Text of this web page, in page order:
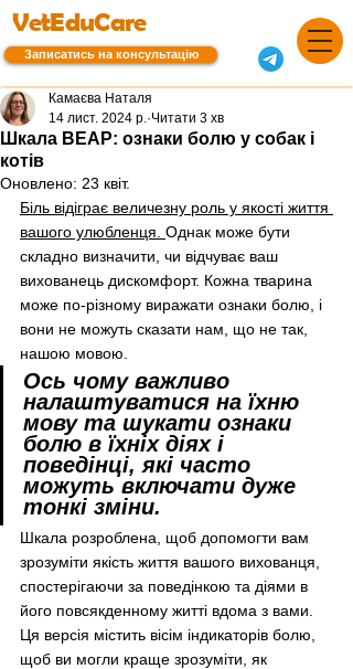
VetEduCare
Записатись на консультацію
Шкала BEAP: ознаки болю у собак і
котів
Камаєва Наталя
14 лист. 2024 р. Читати 3 хв
Оновлено: 23 квіт.
Біль відіграє величезну роль у якості життя
вашого улюбленця. Однак може бути
складно визначити, чи відчуває ваш
вихованець дискомфорт. Кожна тварина
може по-різному виражати ознаки болю, і
вони не можуть сказати нам, що не так,
нашою мовою.
Ось чому важливо
налаштуватися на їхню
мову та шукати ознаки
болю в їхніх діях і
поведінці, які часто
можуть включати дуже
тонкі зміни.
Шкала розроблена, щоб допомогти вам
зрозуміти якість життя вашого вихованця,
спостерігаючи за поведінкою та діями в
його повсякденному житті вдома з вами.
Ця версія містить вісім індикаторів болю,
щоб ви могли краще зрозуміти, як